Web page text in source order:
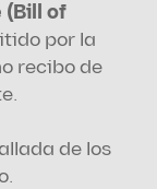
(Bill of
por la
recibo de
de los